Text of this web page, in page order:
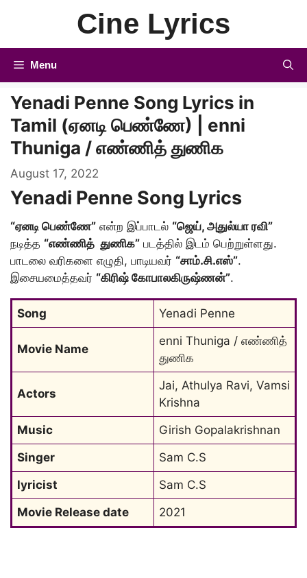
Cine Lyrics
Menu
Yenadi Penne Song Lyrics in
Tamil (ஏனடி பெண்ணே) | enni
Thuniga / எண்ணித் துணிக
August 17, 2022
Yenadi Penne Song Lyrics
“ஏனடி பெண்ணே” என்ற இப்பாடல் “ஜெய், அதுல்யா ரவி”
நடித்த “எண்ணித் துணிக” படத்தில் இடம் பெற்றுள்ளது.
பாடலை வரிகளை எழுதி, பாடியவர் “சாம்.சி.எஸ்”.
இசையமைத்தவர் “கிரிஷ் கோபாலகிருஷ்ணன்”.
Song Yenadi Penne
Movie Name
enni Thuniga / எண்ணித்
துணிக
Actors
Jai, Athulya Ravi, Vamsi
Krishna
Music
Girish Gopalakrishnan
Singer
Sam C.S
lyricist
Sam C.S
Movie Release date
2021